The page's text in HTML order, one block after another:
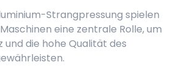
Strangpressung spielen
eine zentrale Rolle, um
und die hohe Qualität des